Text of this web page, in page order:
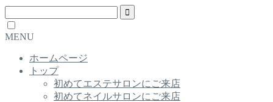
MENU
ホームページ
トップ
初めてエステサロンにご来店
初めてネイルサロンにご来店